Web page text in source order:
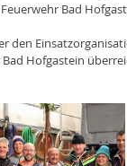
Bad
den
Hofgastein